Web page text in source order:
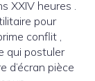
XXIV heures .
pour
conflit ,
qui postuler
d’écran pièce